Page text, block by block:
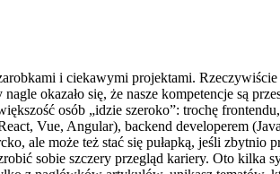
i ciekawymi projektami.
okazało się, że nasze kompetencje są
osób „idzie szeroko”: trochę
Vue, Angular), backend developerem
ale może też stać się pułapką, jeśli
sobie szczery przegląd kariery. Oto